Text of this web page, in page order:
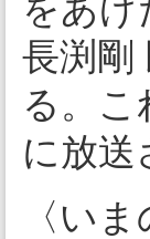
をあげ
長渕剛
る。
に放送
〈い